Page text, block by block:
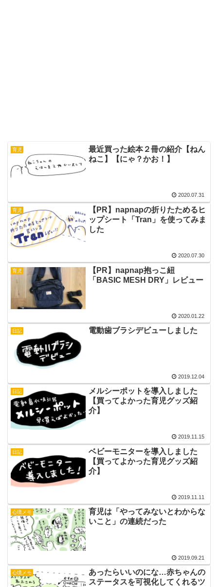
育児
最近買った絵本２冊の紹介【ねん
ねこ】【にゃ？かお！】
2020.07.31
育児
【PR】napnapの折りたためるヒ
ップシート「Tran」を使ってみま
した
2020.07.30
育児
【PR】napnap抱っこ紐
「BASIC MESH DRY」レビュー
2020.01.22
日記 電動歯ブラシデビューしました
2019.12.04
日記
メルシーポットを導入しました
【買ってよかった育児グッズ紹
介】
2019.11.15
日記
ベビーモニターを導入しました
【買ってよかった育児グッズ紹
介】
2019.11.11
心境メモ
育児は「やってみないとわからな
いこと」の連続だった
2019.09.21
心境メモ
あったらいいのにな…赤ちゃんの
ステータスを可視化してくれるツ